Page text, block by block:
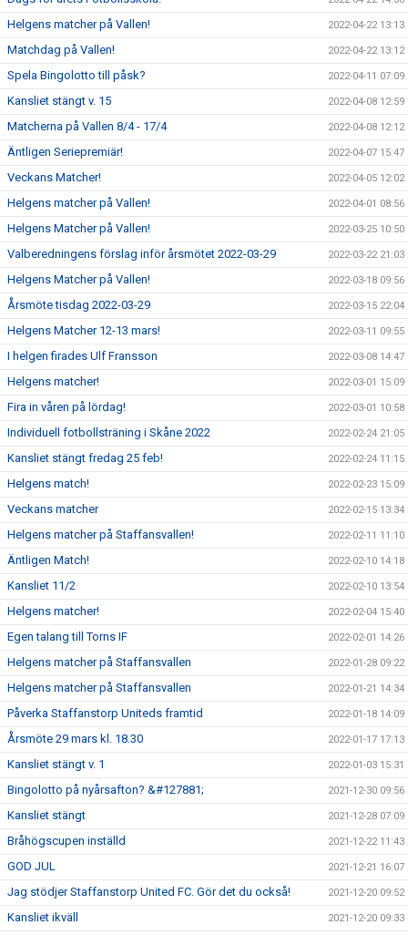
Helgens matcher på Vallen! 2022-04-22 13:13
Matchdag på Vallen! 2022-04-22 13:12
Spela Bingolotto till påsk? 2022-04-11 07:09
Kansliet stängt v. 15 2022-04-08 12:59
Matcherna på Vallen 8/4 - 17/4 2022-04-08 12:12
Äntligen Seriepremiär! 2022-04-07 15:47
Veckans Matcher! 2022-04-05 12:02
Helgens matcher på Vallen! 2022-04-01 08:56
Helgens Matcher på Vallen! 2022-03-25 10:50
Valberedningens förslag inför årsmötet 2022-03-29 2022-03-22 21:03
Helgens Matcher på Vallen! 2022-03-18 09:56
Årsmöte tisdag 2022-03-29 2022-03-15 22:04
Helgens Matcher 12-13 mars! 2022-03-11 09:55
I helgen firades Ulf Fransson 2022-03-08 14:47
Helgens matcher! 2022-03-01 15:09
Fira in våren på lördag! 2022-03-01 10:58
Individuell fotbollsträning i Skåne 2022 2022-02-24 21:05
Kansliet stängt fredag 25 feb! 2022-02-24 11:15
Helgens match! 2022-02-23 15:09
Veckans matcher 2022-02-15 13:34
Helgens matcher på Staffansvallen! 2022-02-11 11:10
Äntligen Match! 2022-02-10 14:18
Kansliet 11/2 2022-02-10 13:54
Helgens matcher! 2022-02-04 15:40
Egen talang till Torns IF 2022-02-01 14:26
Helgens matcher på Staffansvallen 2022-01-28 09:22
Helgens matcher på Staffansvallen 2022-01-21 14:34
Påverka Staffanstorp Uniteds framtid 2022-01-18 14:09
Årsmöte 29 mars kl. 18.30 2022-01-17 17:13
Kansliet stängt v. 1 2022-01-03 15:31
Bingolotto på nyårsafton? &#127881; 2021-12-30 09:56
Kansliet stängt 2021-12-28 07:09
Bråhögscupen inställd 2021-12-22 11:43
GOD JUL 2021-12-21 16:07
Jag stödjer Staffanstorp United FC. Gör det du också! 2021-12-20 09:52
Kansliet ikväll 2021-12-20 09:33